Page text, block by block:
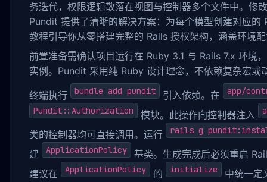
务迭代，权限逻辑散落在视图与控制器多个文件中。修
Pundit 提供了清晰的解决方案：为每个模型创建对应
教程引导你从零搭建完整的 Rails 授权架构，涵盖环境
前置准备需确认项目运行在 Ruby 3.1 与 Rails 7.x 环境
实例。Pundit 采用纯 Ruby 设计理念，不依赖复杂宏或
终端执行 bundle add pundit 引入依赖。在
app/
Pundit::Authorization
模块。此操作向控制器注入
类的控制器均可直接调用。运行 rails g
建 ApplicationPolicy
基类。生成完成后必须重启
建议在
ApplicationPolicy 的 initialize 中统一定